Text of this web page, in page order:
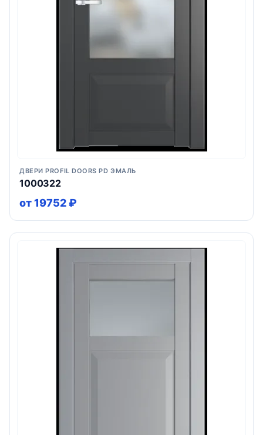
ДВЕРИ PROFIL DOORS PD ЭМАЛЬ
1000322
от 19752 ₽